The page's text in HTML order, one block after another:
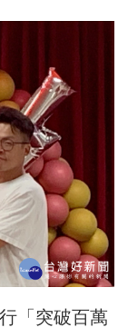
「突破百萬